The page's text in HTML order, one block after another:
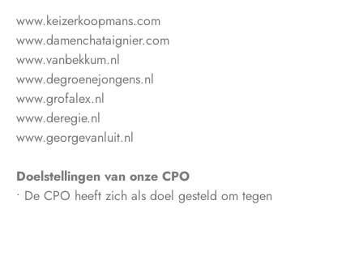
www.keizerkoopmans.com
www.damenchataignier.com
www.vanbekkum.nl
www.degroenejongens.nl
www.grofalex.nl
www.deregie.nl
www.georgevanluit.nl
Doelstellingen van onze CPO
• De CPO heeft zich als doel gesteld om tegen